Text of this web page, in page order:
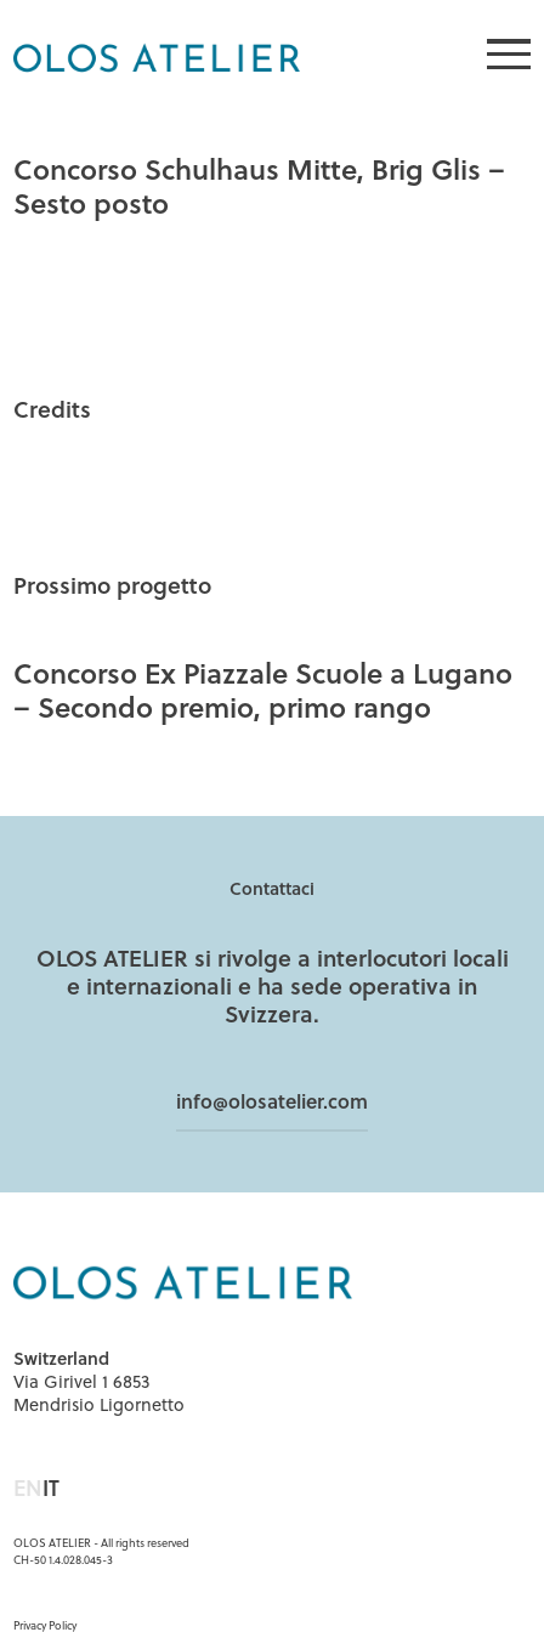
Concorso Schulhaus Mitte, Brig Glis –
Sesto posto
Credits
Prossimo progetto
Concorso Ex Piazzale Scuole a Lugano
– Secondo premio, primo rango
Contattaci
OLOS ATELIER si rivolge a interlocutori locali
e internazionali e ha sede operativa in
Svizzera.
info@olosatelier.com
Switzerland
Via Girivel 1 6853
Mendrisio Ligornetto
ENIT
OLOS ATELIER - All rights reserved
CH-50 1.4.028.045-3
Menu footer
Privacy Policy